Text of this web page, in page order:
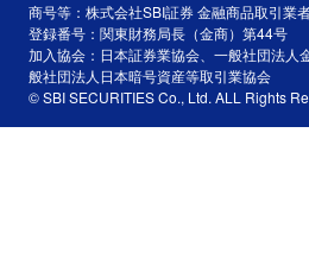
商号等：株式会社SBI証券 金融商品取引業
登録番号：関東財務局長（金商）第44号
加入協会：日本証券業協会、一般社団法人
般社団法人日本暗号資産等取引業協会
© SBI SECURITIES Co., Ltd. ALL Rights